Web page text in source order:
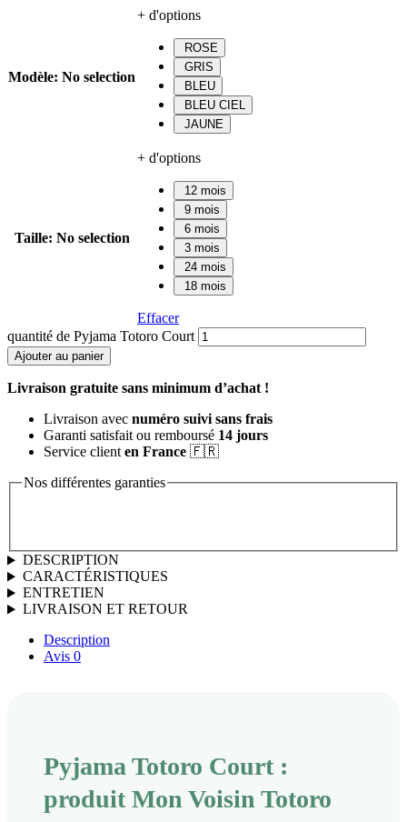
Modèle: No selection
+ d'options
ROSE
GRIS
BLEU
BLEU CIEL
JAUNE
Taille: No selection
+ d'options
12 mois
9 mois
6 mois
3 mois
24 mois
18 mois
Effacer
quantité de Pyjama Totoro Court
Ajouter au panier
Livraison gratuite sans minimum d’achat !
Livraison avec numéro suivi sans frais
Garanti satisfait ou remboursé 14 jours
Service client en France 🇫🇷
Nos différentes garanties
DESCRIPTION
CARACTÉRISTIQUES
ENTRETIEN
LIVRAISON ET RETOUR
Description
Avis 0
Pyjama Totoro Court :
produit Mon Voisin Totoro